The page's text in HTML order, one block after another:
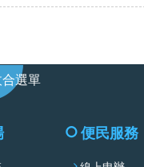
選單
便民服務